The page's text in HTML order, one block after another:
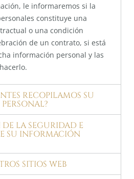
le informaremos si la
constituye una
o una condición
de un contrato, si está
información personal y las
RECOPILAMOS SU
DE LA SEGURIDAD E
SU INFORMACIÓN
SITIOS WEB